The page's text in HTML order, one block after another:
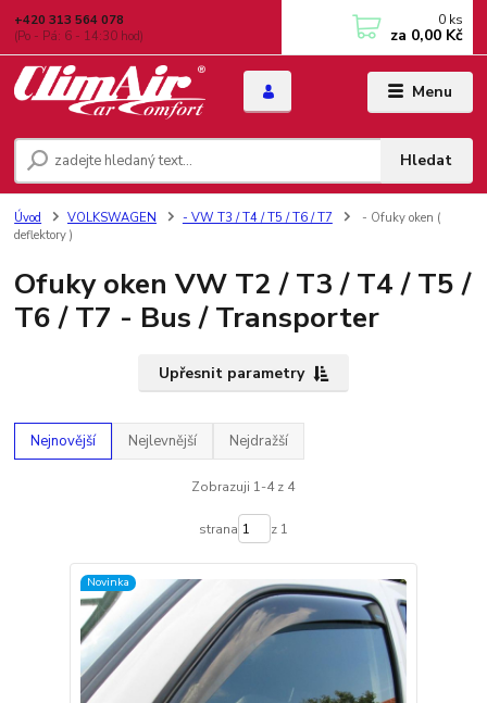
Menu
Hledat
+420 313 564 078
(Po - Pá: 6 - 14:30 hod)
0 ks
za 0,00 Kč
Úvod VOLKSWAGEN - VW T3 / T4 / T5 / T6 / T7
- Ofuky oken (
deflektory )
Ofuky oken VW T2 / T3 / T4 / T5 /
T6 / T7 - Bus / Transporter
Upřesnit parametry
Nejnovější Nejlevnější Nejdražší
Zobrazuji 1-4 z 4
strana z 1
Novinka